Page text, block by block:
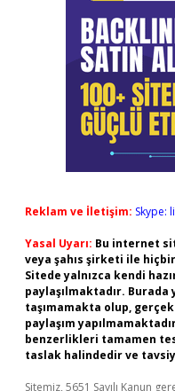
Reklam ve İletişim: Skype:
Yasal Uyarı: Bu internet
veya şahıs şirketi ile
Sitede yalnızca kendi
paylaşılmaktadır.
taşımamakta olup,
paylaşım
benzerlikleri tamamen
taslak halindedir ve
Sitemiz, 5651 Sayılı Kanun